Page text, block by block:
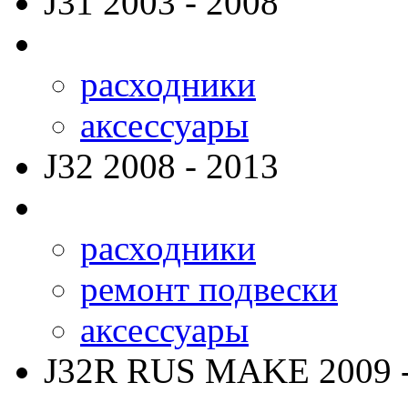
расходники
аксессуары
J32 2008 - 2013
расходники
ремонт подвески
аксессуары
J32R RUS MAKE 2009